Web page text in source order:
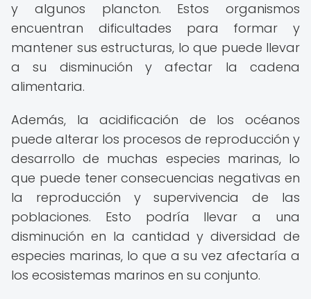
y algunos plancton. Estos organismos
encuentran dificultades para formar y
mantener sus estructuras, lo que puede llevar
a su disminución y afectar la cadena
alimentaria.
Además, la acidificación de los océanos
puede alterar los procesos de reproducción y
desarrollo de muchas especies marinas, lo
que puede tener consecuencias negativas en
la reproducción y supervivencia de las
poblaciones. Esto podría llevar a una
disminución en la cantidad y diversidad de
especies marinas, lo que a su vez afectaría a
los ecosistemas marinos en su conjunto.